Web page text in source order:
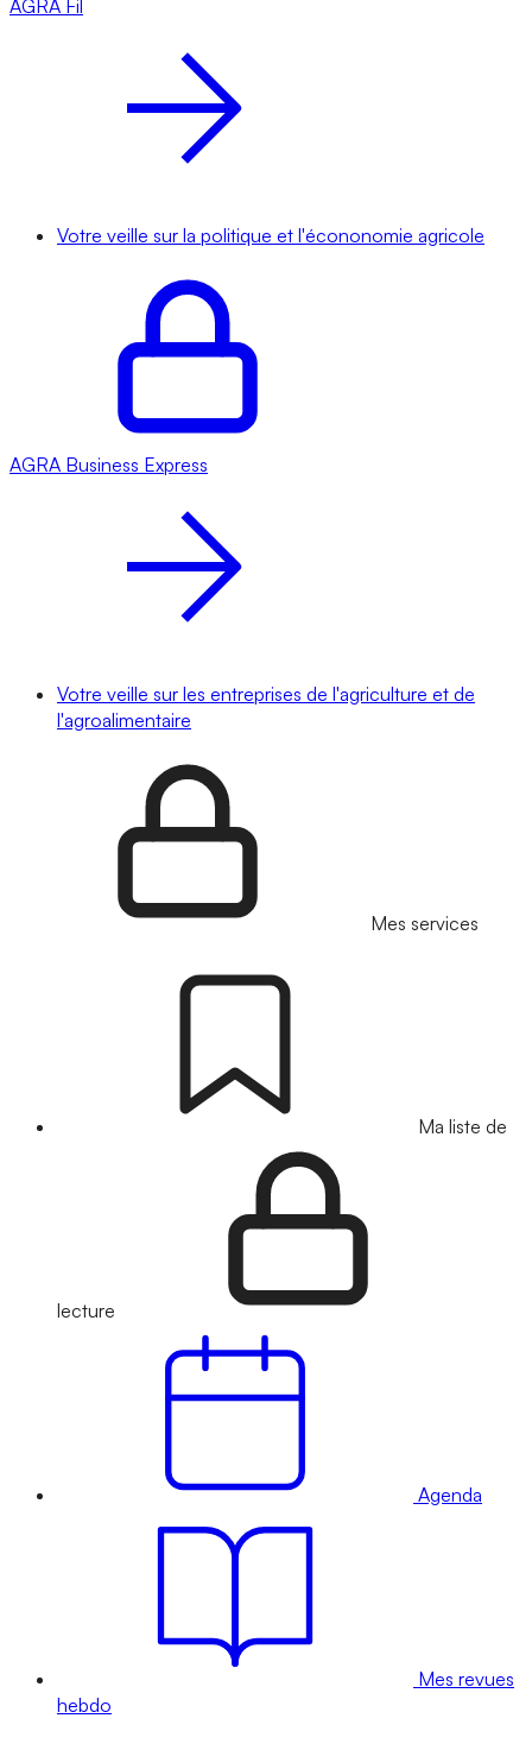
AGRA Fil
Votre veille sur la politique et l'écononomie agricole
AGRA Business Express
Votre veille sur les entreprises de l'agriculture et de
l'agroalimentaire
Mes services
Ma liste de
lecture
Agenda
Mes revues
hebdo